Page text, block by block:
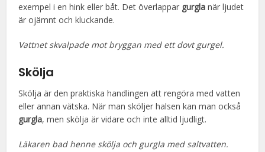
exempel i en hink eller båt. Det överlappar gurgla när ljudet
är ojämnt och kluckande.
Vattnet skvalpade mot bryggan med ett dovt gurgel.
Skölja
Skölja är den praktiska handlingen att rengöra med vatten
eller annan vätska. När man sköljer halsen kan man också
gurgla, men skölja är vidare och inte alltid ljudligt.
Läkaren bad henne skölja och gurgla med saltvatten.